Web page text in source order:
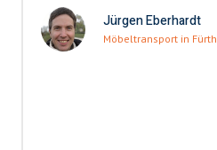
Jürgen Eberhardt
Möbeltransport in Fürth